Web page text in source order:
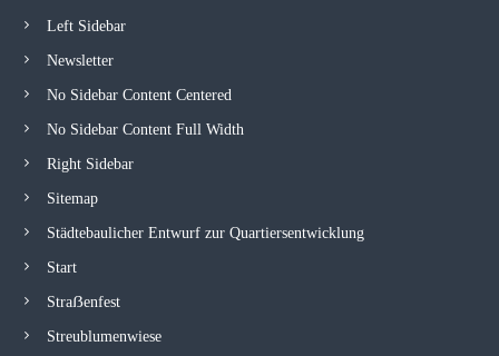
Left Sidebar
Newsletter
No Sidebar Content Centered
No Sidebar Content Full Width
Right Sidebar
Sitemap
Städtebaulicher Entwurf zur Quartiersentwicklung
Start
Straẞenfest
Streublumenwiese